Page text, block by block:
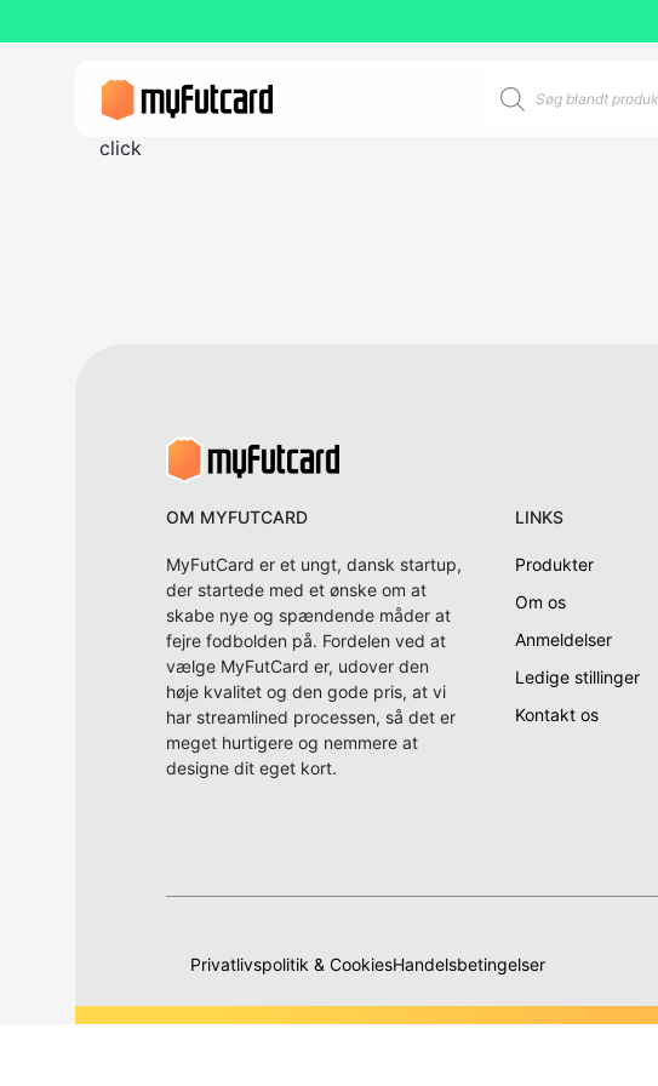
Products
search
click
OM MYFUTCARD
MyFutCard er et ungt, dansk startup,
der startede med et ønske om at
skabe nye og spændende måder at
fejre fodbolden på. Fordelen ved at
vælge MyFutCard er, udover den
høje kvalitet og den gode pris, at vi
har streamlined processen, så det er
meget hurtigere og nemmere at
designe dit eget kort.
LINKS
Produkter
Om os
Anmeldelser
Ledige stillinger
Kontakt os
Privatlivspolitik & CookiesHandelsbetingelser